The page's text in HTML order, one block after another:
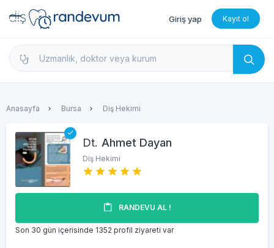
dishekimleri.net - Diş Hekimi Bul, Yorumları İncele
Giriş yap Kayıt ol
Anasayfa Bursa Diş Hekimi
Dt. Ahmet Dayan
Diş Hekimi
RANDEVU AL !
Son 30 gün içerisinde 1352 profil ziyareti var